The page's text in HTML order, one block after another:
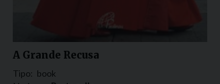
A Grande Recusa
Tipo: book